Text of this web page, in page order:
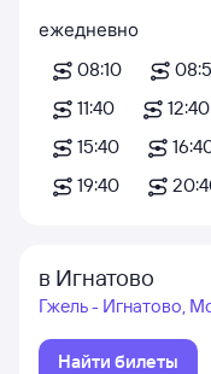
ежедневно
08:10
11:40
12:40
15:40
19:40
в Игнатово
Гжель - Игнатово,
Найти билеты